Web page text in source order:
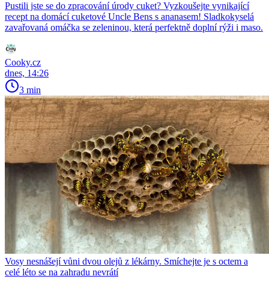
Pustili jste se do zpracování úrody cuket? Vyzkoušejte vynikající
recept na domácí cuketové Uncle Bens s ananasem! Sladkokyselá
zavařovaná omáčka se zeleninou, která perfektně doplní rýži i maso.
Cooky.cz
dnes, 14:26
3 min
Vosy nesnášejí vůni dvou olejů z lékárny. Smíchejte je s octem a
celé léto se na zahradu nevrátí